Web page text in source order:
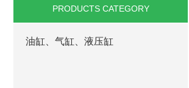
PRODUCTS CATEGORY
油缸、气缸、液压缸